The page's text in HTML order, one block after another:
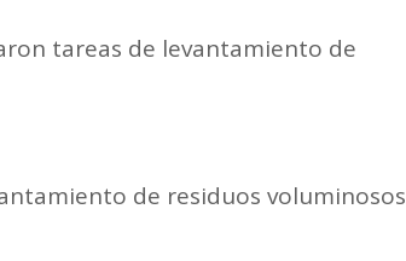
tareas de levantamiento de
de residuos voluminosos